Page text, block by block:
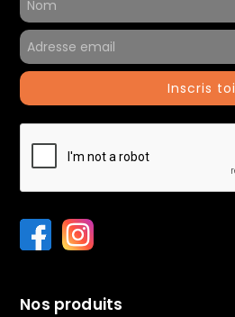
Inscris toi
Nos produits